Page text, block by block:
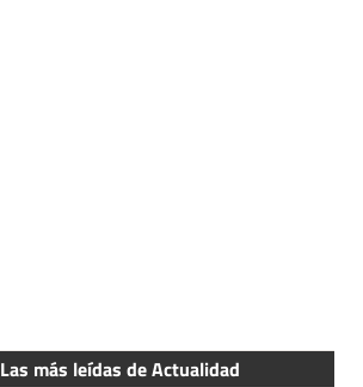
Las más leídas de Actualidad